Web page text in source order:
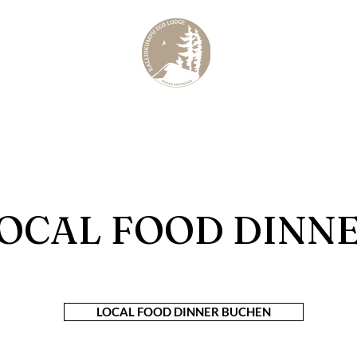
FOOD
LOCAL FOOD DINNER BUCHEN